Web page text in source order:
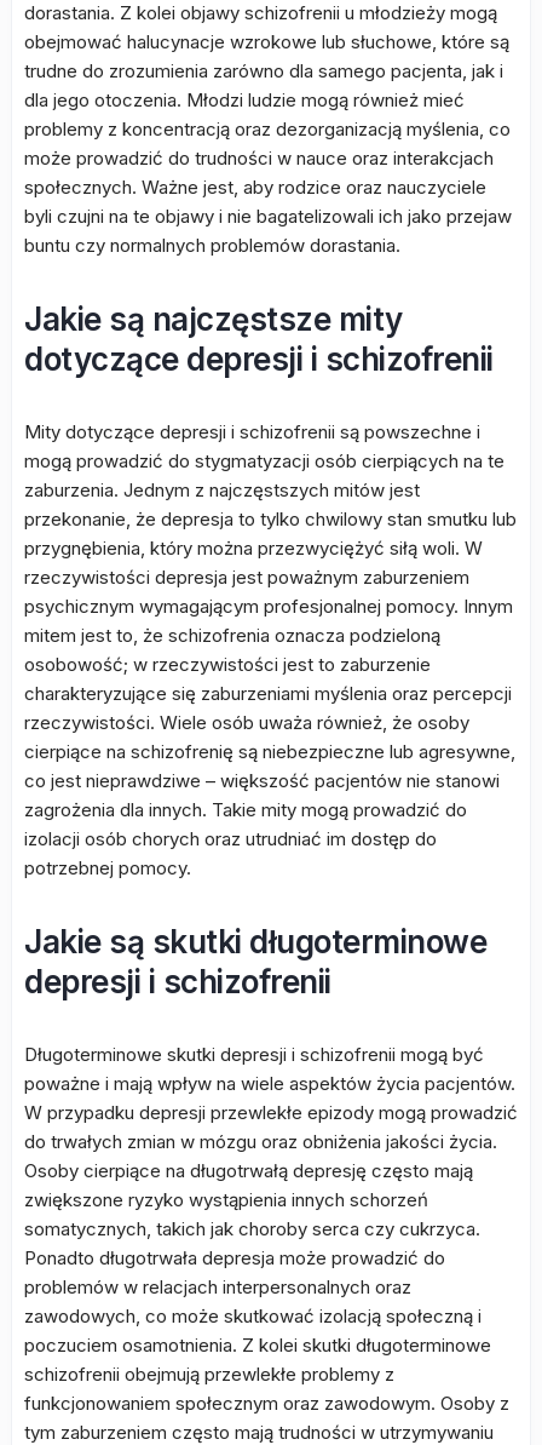
dorastania. Z kolei objawy schizofrenii u młodzieży mogą
obejmować halucynacje wzrokowe lub słuchowe, które są
trudne do zrozumienia zarówno dla samego pacjenta, jak i
dla jego otoczenia. Młodzi ludzie mogą również mieć
problemy z koncentracją oraz dezorganizacją myślenia, co
może prowadzić do trudności w nauce oraz interakcjach
społecznych. Ważne jest, aby rodzice oraz nauczyciele
byli czujni na te objawy i nie bagatelizowali ich jako przejaw
buntu czy normalnych problemów dorastania.
Jakie są najczęstsze mity
dotyczące depresji i schizofrenii
Mity dotyczące depresji i schizofrenii są powszechne i
mogą prowadzić do stygmatyzacji osób cierpiących na te
zaburzenia. Jednym z najczęstszych mitów jest
przekonanie, że depresja to tylko chwilowy stan smutku lub
przygnębienia, który można przezwyciężyć siłą woli. W
rzeczywistości depresja jest poważnym zaburzeniem
psychicznym wymagającym profesjonalnej pomocy. Innym
mitem jest to, że schizofrenia oznacza podzieloną
osobowość; w rzeczywistości jest to zaburzenie
charakteryzujące się zaburzeniami myślenia oraz percepcji
rzeczywistości. Wiele osób uważa również, że osoby
cierpiące na schizofrenię są niebezpieczne lub agresywne,
co jest nieprawdziwe – większość pacjentów nie stanowi
zagrożenia dla innych. Takie mity mogą prowadzić do
izolacji osób chorych oraz utrudniać im dostęp do
potrzebnej pomocy.
Jakie są skutki długoterminowe
depresji i schizofrenii
Długoterminowe skutki depresji i schizofrenii mogą być
poważne i mają wpływ na wiele aspektów życia pacjentów.
W przypadku depresji przewlekłe epizody mogą prowadzić
do trwałych zmian w mózgu oraz obniżenia jakości życia.
Osoby cierpiące na długotrwałą depresję często mają
zwiększone ryzyko wystąpienia innych schorzeń
somatycznych, takich jak choroby serca czy cukrzyca.
Ponadto długotrwała depresja może prowadzić do
problemów w relacjach interpersonalnych oraz
zawodowych, co może skutkować izolacją społeczną i
poczuciem osamotnienia. Z kolei skutki długoterminowe
schizofrenii obejmują przewlekłe problemy z
funkcjonowaniem społecznym oraz zawodowym. Osoby z
tym zaburzeniem często mają trudności w utrzymywaniu